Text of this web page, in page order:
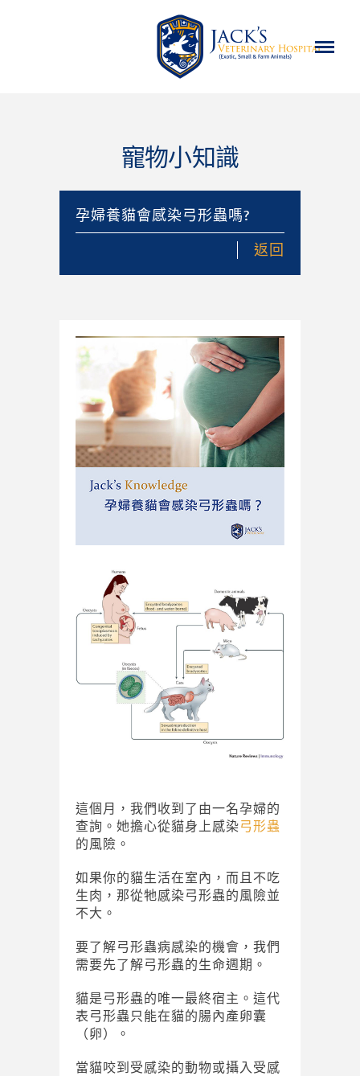
寵物小知識
孕婦養貓會感染弓形蟲嗎?
返回
這個月，我們收到了由一名孕婦的
查詢。她擔心從貓身上感染弓形蟲
的風險。
如果你的貓生活在室內，而且不吃
生肉，那從牠感染弓形蟲的風險並
不大。
要了解弓形蟲病感染的機會，我們
需要先了解弓形蟲的生命週期。
貓是弓形蟲的唯一最終宿主。這代
表弓形蟲只能在貓的腸內產卵囊
（卵）。
當貓咬到受感染的動物或攝入受感